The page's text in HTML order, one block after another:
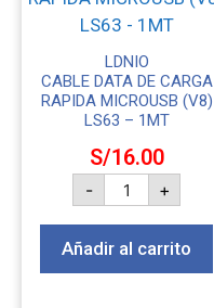
LDNIO
CABLE DATA DE CARGA
RAPIDA MICROUSB (V8)
LS63 – 1MT
S/16.00
- +
Añadir al carrito